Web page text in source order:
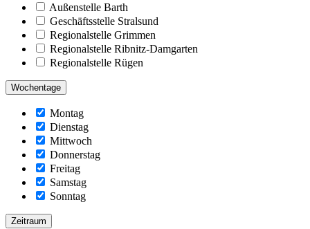
Außenstelle Barth
Geschäftsstelle Stralsund
Regionalstelle Grimmen
Regionalstelle Ribnitz-Damgarten
Regionalstelle Rügen
Wochentage
Montag
Dienstag
Mittwoch
Donnerstag
Freitag
Samstag
Sonntag
Zeitraum